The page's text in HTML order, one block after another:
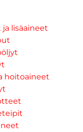
lisäaineet
hoitoaineet